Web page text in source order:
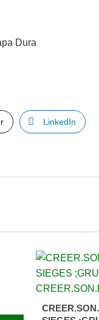
Dura
LinkedIn